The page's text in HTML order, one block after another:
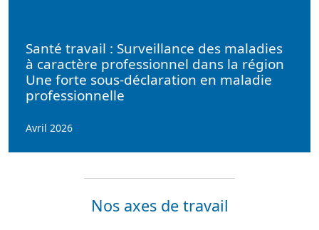
Santé travail : Surveillance des maladies
à caractère professionnel dans la région
Une forte sous-déclaration en maladie
professionnelle
Avril 2026
Nos axes de travail